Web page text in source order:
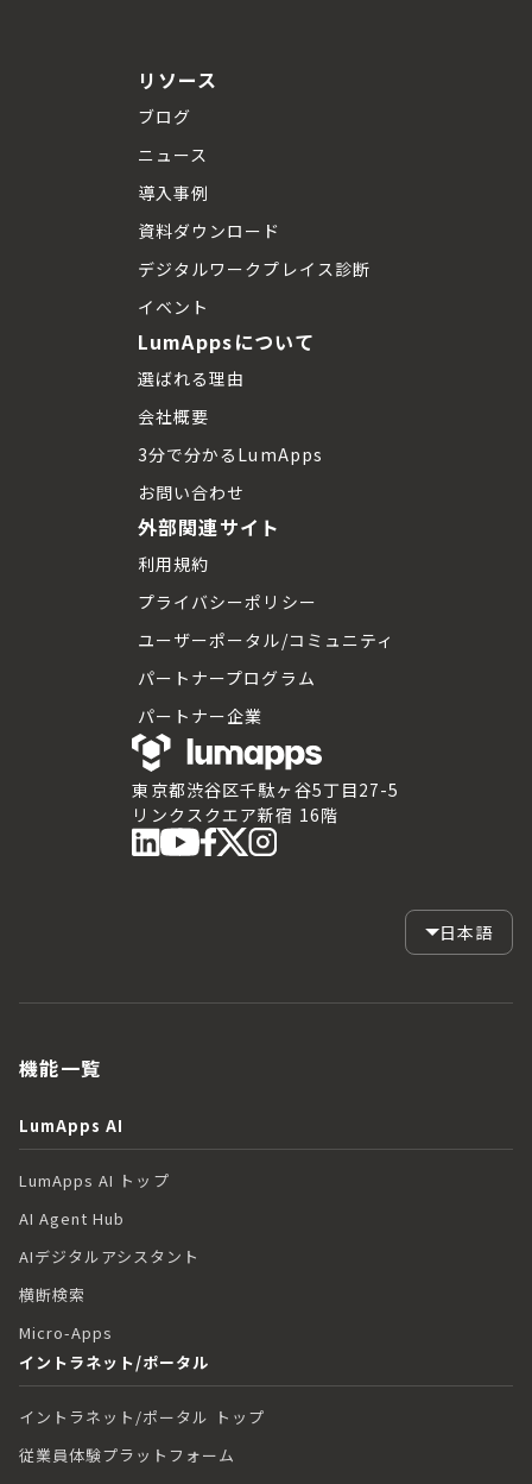
東京都渋谷区千駄ヶ谷5丁目27-5
リンクスクエア新宿 16階
リソース
ブログ
ニュース
導入事例
資料ダウンロード
デジタルワークプレイス診断
イベント
LumAppsについて
選ばれる理由
会社概要
3分で分かるLumApps
お問い合わせ
外部関連サイト
利用規約
プライバシーポリシー
ユーザーポータル/コミュニティ
パートナープログラム
パートナー企業
日本語
機能一覧
LumApps AI
LumApps AI トップ
AI Agent Hub
AIデジタルアシスタント
横断検索
Micro-Apps
イントラネット/ポータル
イントラネット/ポータル トップ
従業員体験プラットフォーム